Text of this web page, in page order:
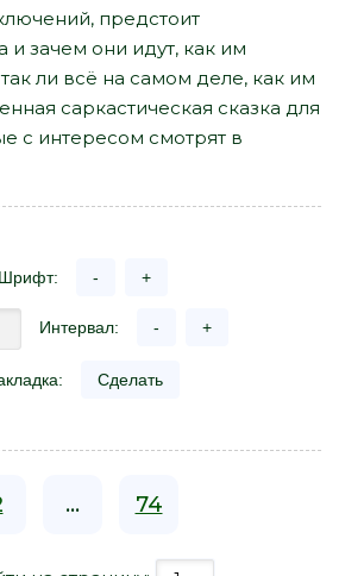
предстоит
и зачем они идут, как им
ли всё на самом деле, как им
саркастическая сказка для
с интересом смотрят в
Шрифт: - +
Интервал: - +
Сделать
... 74